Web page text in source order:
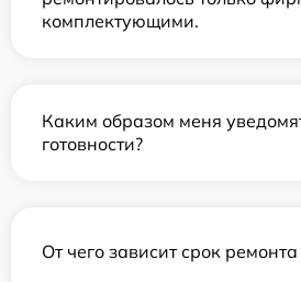
комплектующими.
Каким образом меня
готовности?
От чего зависит срок